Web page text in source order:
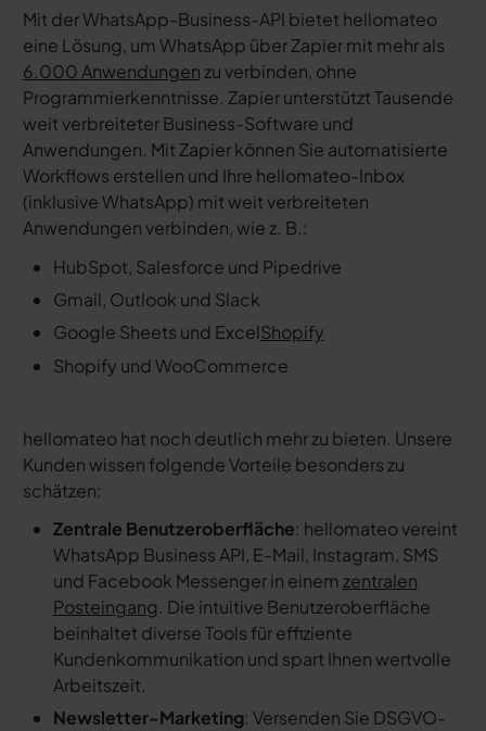
Mit der WhatsApp-Business-API bietet hellomateo
eine Lösung, um WhatsApp über Zapier mit mehr als
6.000 Anwendungenzu verbinden, ohne
Programmierkenntnisse. Zapier unterstützt Tausende
weit verbreiteter Business-Software und
Anwendungen. Mit Zapier können Sie automatisierte
Workflows erstellen und Ihre hellomateo-Inbox
(inklusive WhatsApp) mit weit verbreiteten
Anwendungen verbinden, wie z. B.:
HubSpot, Salesforce und Pipedrive
Gmail, Outlook und Slack
Google Sheets und ExcelShopify
Shopify und WooCommerce
hellomateo hat noch deutlich mehr zu bieten. Unsere
Kunden wissen folgende Vorteile besonders zu
schätzen:
Zentrale Benutzeroberfläche: hellomateo vereint
WhatsApp Business API, E-Mail, Instagram, SMS
und Facebook Messenger in einem zentralen
Posteingang. Die intuitive Benutzeroberfläche
beinhaltet diverse Tools für effiziente
Kundenkommunikation und spart Ihnen wertvolle
Arbeitszeit.
Newsletter-Marketing: Versenden Sie DSGVO-